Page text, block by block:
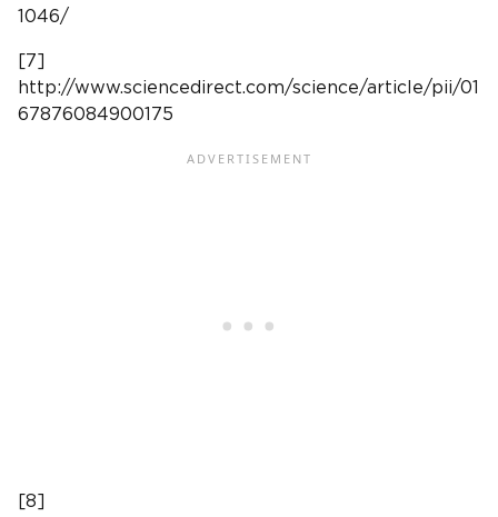
1046/
[7]
http://www.sciencedirect.com/science/article/pii/01
67876084900175
[8]